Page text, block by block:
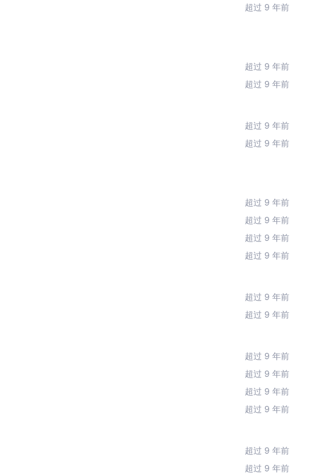
超过 9 年前
超过 9 年前
超过 9 年前
超过 9 年前
超过 9 年前
超过 9 年前
超过 9 年前
超过 9 年前
超过 9 年前
超过 9 年前
超过 9 年前
超过 9 年前
超过 9 年前
超过 9 年前
超过 9 年前
超过 9 年前
超过 9 年前